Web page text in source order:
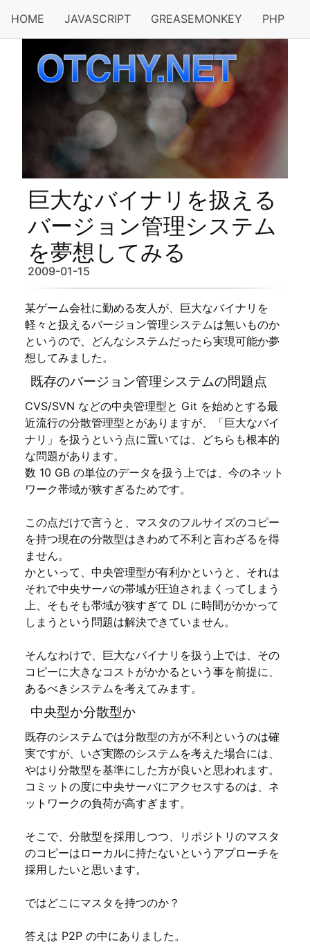
HOME JAVASCRIPT GREASEMONKEY PHP
巨大なバイナリを扱える
バージョン管理システム
を夢想してみる
2009-01-15
某ゲーム会社に勤める友人が、巨大なバイナリを
軽々と扱えるバージョン管理システムは無いものか
というので、どんなシステムだったら実現可能か夢
想してみました。
既存のバージョン管理システムの問題点
CVS/SVN などの中央管理型と Git を始めとする最
近流行の分散管理型とがありますが、「巨大なバイ
ナリ」を扱うという点に置いては、どちらも根本的
な問題があります。
数 10 GB の単位のデータを扱う上では、今のネット
ワーク帯域が狭すぎるためです。
この点だけで言うと、マスタのフルサイズのコピー
を持つ現在の分散型はきわめて不利と言わざるを得
ません。
かといって、中央管理型が有利かというと、それは
それで中央サーバの帯域が圧迫されまくってしまう
上、そもそも帯域が狭すぎて DL に時間がかかって
しまうという問題は解決できていません。
そんなわけで、巨大なバイナリを扱う上では、その
コピーに大きなコストがかかるという事を前提に、
あるべきシステムを考えてみます。
中央型か分散型か
既存のシステムでは分散型の方が不利というのは確
実ですが、いざ実際のシステムを考えた場合には、
やはり分散型を基準にした方が良いと思われます。
コミットの度に中央サーバにアクセスするのは、ネ
ットワークの負荷が高すぎます。
そこで、分散型を採用しつつ、リポジトリのマスタ
のコピーはローカルに持たないというアプローチを
採用したいと思います。
ではどこにマスタを持つのか？
答えは P2P の中にありました。